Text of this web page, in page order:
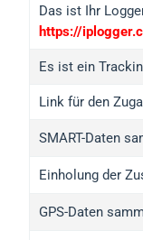
Das ist Ihr
https://
Es ist ein
Link für den
SMART-Daten
Einholung der
GPS-Daten